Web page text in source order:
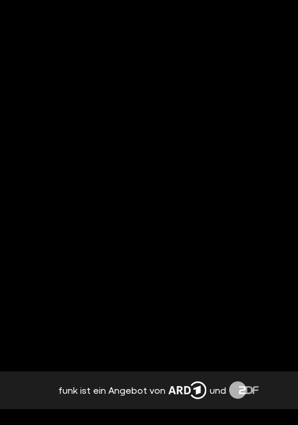
funk ist ein Angebot von und